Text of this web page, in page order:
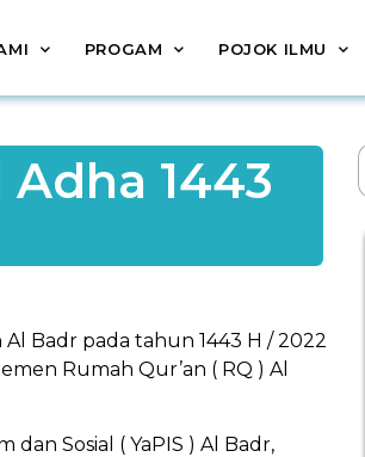
PROGAM POJOK ILMU
1443
Badr pada tahun 1443 H / 2022
Rumah Qur’an ( RQ ) Al
Sosial ( YaPIS ) Al Badr,